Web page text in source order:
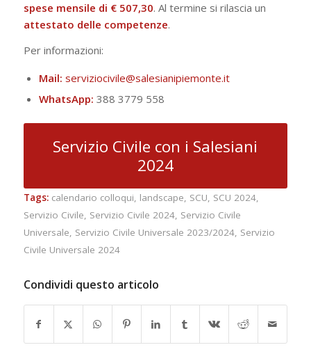
spese mensile di € 507,30. Al termine si rilascia un
attestato delle competenze.
Per informazioni:
Mail: serviziocivile@salesianipiemonte.it
WhatsApp: 388 3779 558
Servizio Civile con i Salesiani
2024
Tags: calendario colloqui, landscape, SCU, SCU 2024,
Servizio Civile, Servizio Civile 2024, Servizio Civile
Universale, Servizio Civile Universale 2023/2024, Servizio
Civile Universale 2024
Condividi questo articolo